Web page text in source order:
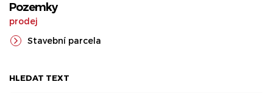
Pozemky
prodej
Stavební parcela
HLEDAT TEXT